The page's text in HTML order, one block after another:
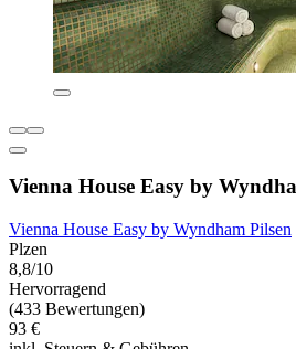
Vienna House Easy by
Vienna House Easy by Wyndham Pilsen
Plzen
8,8/10
Hervorragend
(433 Bewertungen)
93 €